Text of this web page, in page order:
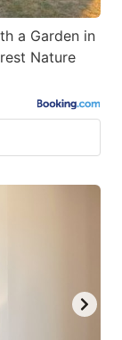
a Garden in
Nature